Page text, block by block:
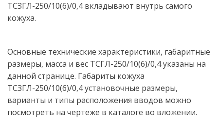
ТСЗГЛ-250/10(6)/0,4 вкладывают внутрь самого
кожуха.
Основные технические характеристики, габаритные
размеры, масса и вес ТСГЛ-250/10(6)/0,4 указаны на
данной странице. Габариты кожуха
ТСЗГЛ-250/10(6)/0,4 установочные размеры,
варианты и типы расположения вводов можно
посмотреть на чертеже в каталоге во вложении.